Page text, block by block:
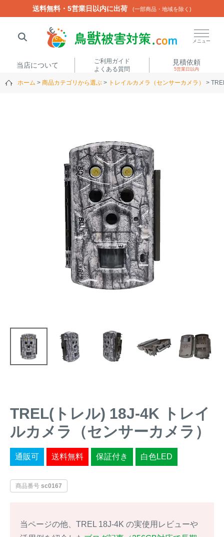
送料無料・5営業日以内に出荷 (一部商品・地域を除く)
メニュー
当店について
ご利用ガイド
よくある質問
見積依頼
5営業日以内
ホーム 商品カテゴリから選ぶ トレイルカメラ（センサーカメラ）
TREL(トレル) 18J-4K トレイ
ルカメラ（センサーカメラ）
通販可 送料無料 保証付き 白色LED
商品番号 sc0167
当ページの他、TREL 18J-4K の実使用レビューや
送料無料・5営業日以内に出荷 (一部商品・地域を除く)
閉じる
商品カテゴリから選ぶ
トレイルカメラ（セン
屋外防犯・監視カメ
（SDカード録画）
金網柵
ュ柵等）
箱わな
（イノシシ・シ
箱わな（アライグマ・ハ
クビシン・ネズミ等）
防獣・防鳥ネット
くくり罠
シカ等）
対象動物から選ぶ
動物の種類から対策商品を選ぶ
イノシシ対策
アライグマ対策
キツネ対策
イタチ・テン・
マングース対策